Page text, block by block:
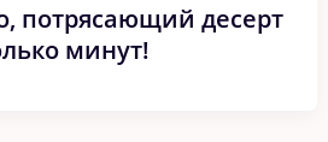
потрясающий десерт
минут!